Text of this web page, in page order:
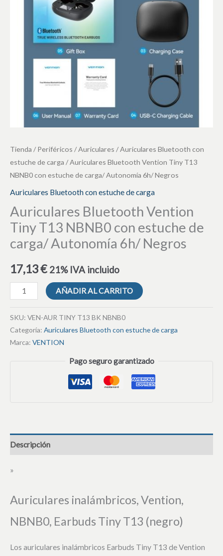
Tienda /Periféricos /Auriculares /Auriculares Bluetooth con
estuche de carga / Auriculares Bluetooth Vention Tiny T13
NBNB0 con estuche de carga/ Autonomía 6h/ Negros
Auriculares Bluetooth con estuche de carga
Auriculares Bluetooth Vention
Tiny T13 NBNB0 con estuche de
carga/ Autonomía 6h/ Negros
17,13€ 21% IVA incluido
Autonomía
cantidad
AÑADIR AL CARRITO
SKU: VEN-AUR TINY T13 BK NBNB0
Categoría: Auriculares Bluetooth con estuche de carga
Marca: VENTION
Pago seguro garantizado
Descripción
»
Auriculares inalámbricos, Vention,
NBNB0, Earbuds Tiny T13 (negro)
Los auriculares inalámbricos Earbuds Tiny T13 de Vention